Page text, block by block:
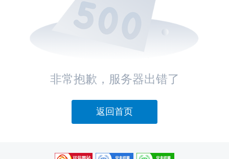
非常抱歉，服务器出错了
返回首页